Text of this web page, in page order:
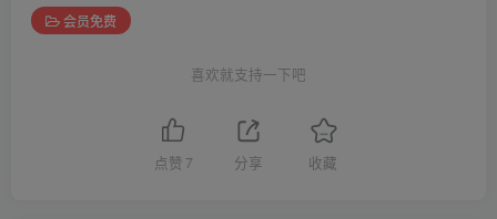
会员免费
喜欢就支持一下吧
点赞 7 分享 收藏